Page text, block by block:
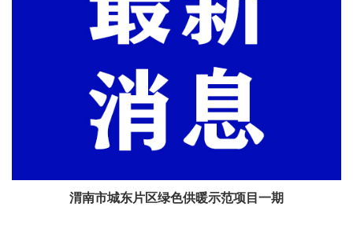
渭南市城东片区绿色供暖示范项目一期